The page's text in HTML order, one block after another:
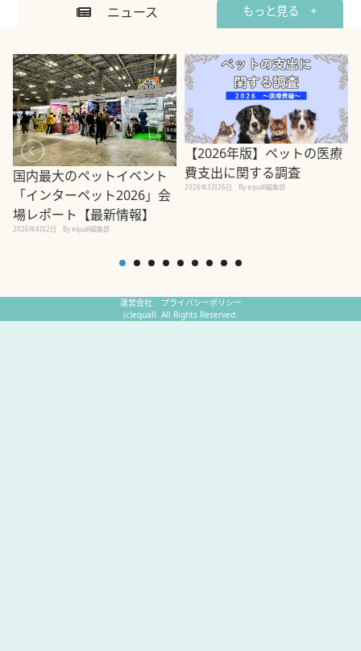
ニュース もっと見る +
国内最大のペットイベント
「インターペット2026」会
場レポート【最新情報】
2026年4月2日 By equall編集部
【2026年版】ペットの医療
費支出に関する調査
2026年3月26日 By equall編集部
運営会社
プライバシーポリシー
(c)equall. All Rights Reserved.